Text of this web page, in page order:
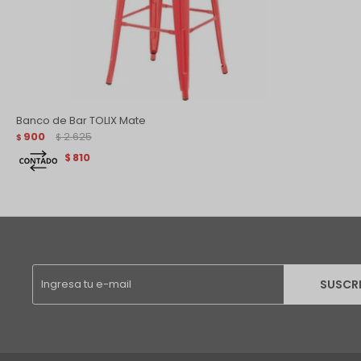
Banco de Bar TOLIX Mate
$ 900 $ 2.625
$ 810